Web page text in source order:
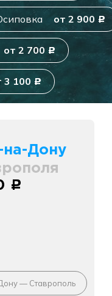
от 2 900 c
от 2 700 c
3 100 c
на-Дону
c
— Ставрополь